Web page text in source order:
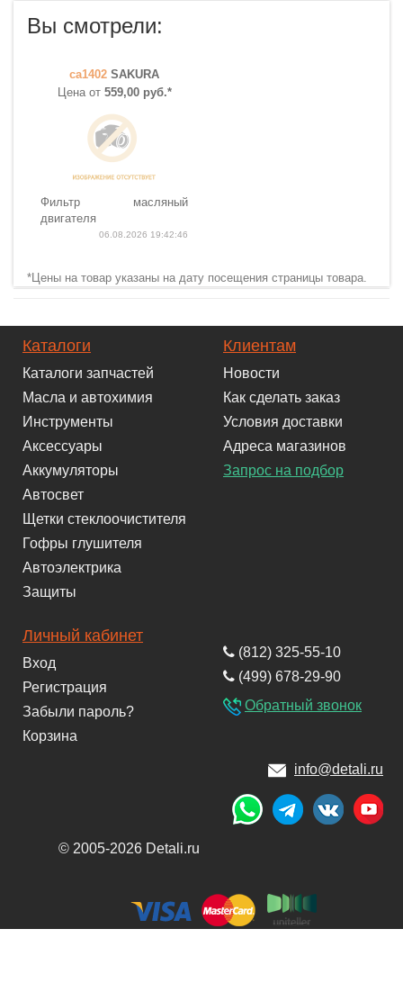
Вы смотрели:
ca1402 SAKURA
Цена от 559,00 руб.*
Фильтр масляный
двигателя
06.08.2026 19:42:46
*Цены на товар указаны на дату посещения страницы товара.
Каталоги
Каталоги запчастей
Масла и автохимия
Инструменты
Аксессуары
Аккумуляторы
Автосвет
Щетки стеклоочистителя
Гофры глушителя
Автоэлектрика
Защиты
Клиентам
Новости
Как сделать заказ
Условия доставки
Адреса магазинов
Запрос на подбор
Личный кабинет
Вход
Регистрация
Забыли пароль?
Корзина
(812) 325-55-10
(499) 678-29-90
Обратный звонок
info@detali.ru
© 2005-2026 Detali.ru